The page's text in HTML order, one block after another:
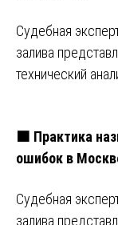
Судебная
залива
технический
🟧 Практика
ошибок в
Судебная
залива